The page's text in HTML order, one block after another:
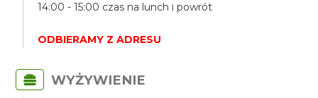
14:00 - 15:00 czas na lunch i powrót
ODBIERAMY Z ADRESU
WYŻYWIENIE